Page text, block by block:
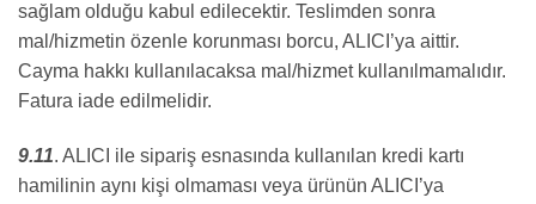
sağlam olduğu kabul edilecektir. Teslimden sonra
mal/hizmetin özenle korunması borcu, ALICI’ya aittir.
Cayma hakkı kullanılacaksa mal/hizmet kullanılmamalıdır.
Fatura iade edilmelidir.
9.11. ALICI ile sipariş esnasında kullanılan kredi kartı
hamilinin aynı kişi olmaması veya ürünün ALICI’ya